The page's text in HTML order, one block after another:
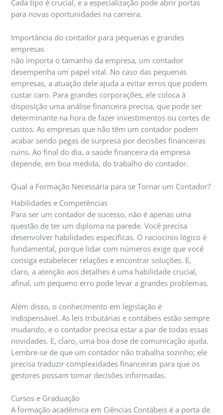
Cada tipo é crucial, e a especialização pode abrir portas
para novas oportunidades na carreira.
Importância do contador para pequenas e grandes
empresas
não importa o tamanho da empresa, um contador
desempenha um papel vital. No caso das pequenas
empresas, a atuação dele ajuda a evitar erros que podem
custar caro. Para grandes corporações, ele coloca à
disposição uma análise financeira precisa, que pode ser
determinante na hora de fazer investimentos ou cortes de
custos. As empresas que não têm um contador podem
acabar sendo pegas de surpresa por decisões financeiras
ruins. Ao final do dia, a saúde financeira da empresa
depende, em boa medida, do trabalho do contador.
Qual a Formação Necessária para se Tornar um Contador?
Habilidades e Competências
Para ser um contador de sucesso, não é apenas uma
questão de ter um diploma na parede. Você precisa
desenvolver habilidades específicas. O raciocínio lógico é
fundamental, porque lidar com números exige que você
consiga estabelecer relações e encontrar soluções. E,
claro, a atenção aos detalhes é uma habilidade crucial,
afinal, um pequeno erro pode levar a grandes problemas.
Além disso, o conhecimento em legislação é
indispensável. As leis tributárias e contábeis estão sempre
mudando, e o contador precisa estar a par de todas essas
novidades. E, claro, uma boa dose de comunicação ajuda.
Lembre-se de que um contador não trabalha sozinho; ele
precisa traduzir complexidades financeiras para que os
gestores possam tomar decisões informadas.
Cursos e Graduação
A formação acadêmica em Ciências Contábeis é a porta de